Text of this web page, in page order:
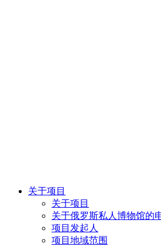
关于项目
关于项目
关于俄罗斯私人博物馆的
项目发起人
项目地域范围